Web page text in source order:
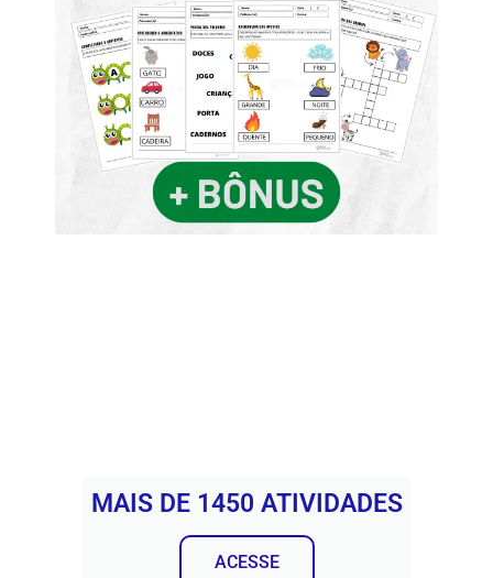
MAIS DE 1450 ATIVIDADES
ACESSE